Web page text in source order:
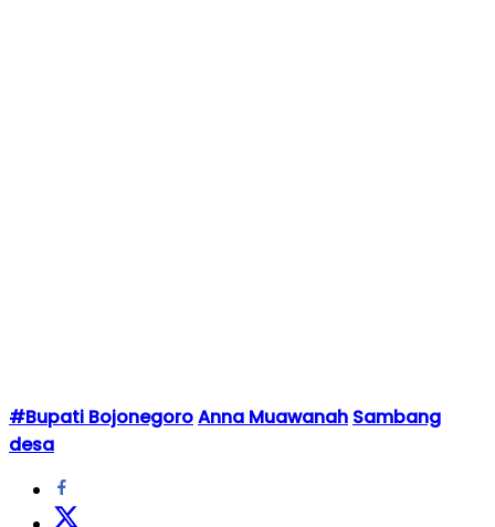
#Bupati BojonegoroAnna Muawanah Sambang
desa